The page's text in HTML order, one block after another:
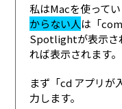
私はMacを使って
からない人は「
Spotlightが表示さ
れば表示されます。
まず「cd アプリが
力します。